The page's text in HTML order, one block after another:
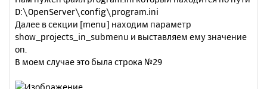
D:\OpenServer\config\program.ini
Далее в секции [menu] находим параметр
show_projects_in_submenu и выставляем ему значение
on.
В моем случае это была строка №29